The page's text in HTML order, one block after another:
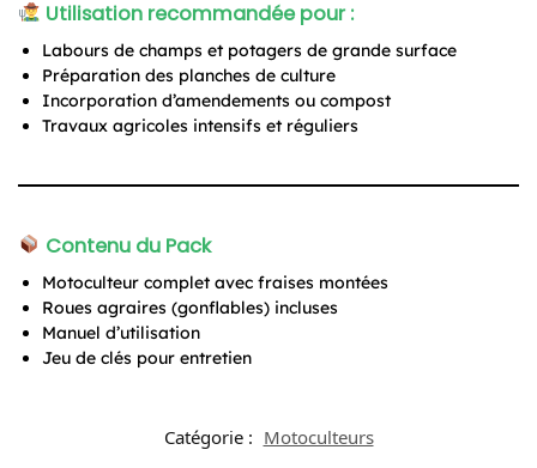
Utilisation recommandée pour :
Labours de champs et potagers de grande surface
Préparation des planches de culture
Incorporation d’amendements ou compost
Travaux agricoles intensifs et réguliers
Contenu du Pack
Motoculteur complet avec fraises montées
Roues agraires (gonflables) incluses
Manuel d’utilisation
Jeu de clés pour entretien
Catégorie : Motoculteurs